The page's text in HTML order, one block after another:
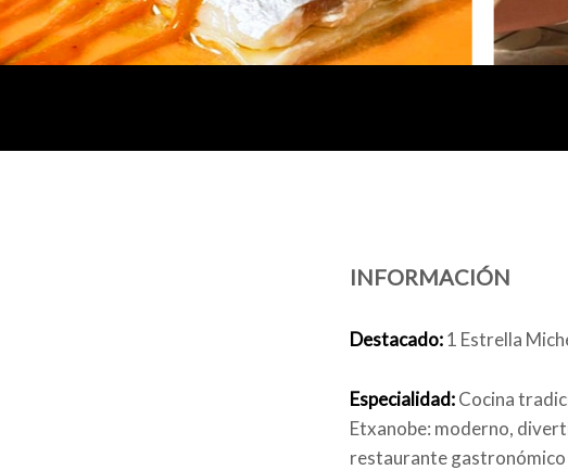
INFORMACIÓN
Destacado:1 Estrella
Especialidad:Cocina
Etxanobe: moderno,
restaurante gastronómico